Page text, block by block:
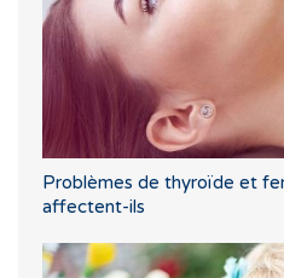
Problèmes de thyroïde et
affectent-ils